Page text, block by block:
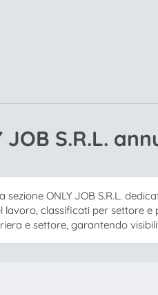
JOB S.R.L.
sezione ONLY JOB S.R.L.
lavoro, classificati per settore
e settore, garantendo